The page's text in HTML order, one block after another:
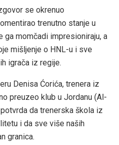
se okrenuo
trenutno stanje u
ga momčadi impresioniraju, a
mišljenje o HNL-u i sve
igrača iz regije.
Denisa Ćorića, trenera iz
preuzeo klub u Jordanu (Al-
da trenerska škola iz
i da sve više naših
granica.